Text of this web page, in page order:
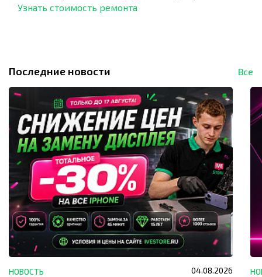
Узнать стоимость ремонта
Последние новости Все
НОВОСТЬ 04.08.2026